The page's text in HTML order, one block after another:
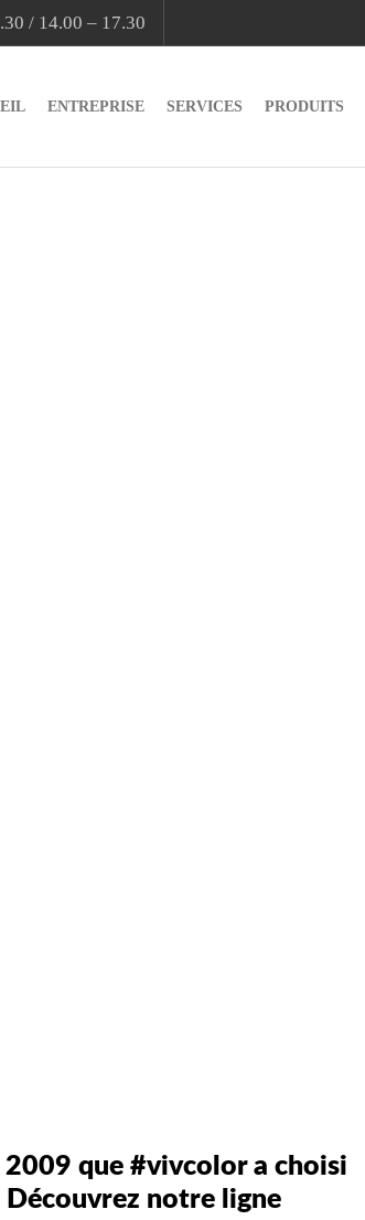
/ 14.00 – 17.30
ENTREPRISE SERVICES PRODUITS
2009 que #vivcolor a choisi
notre ligne